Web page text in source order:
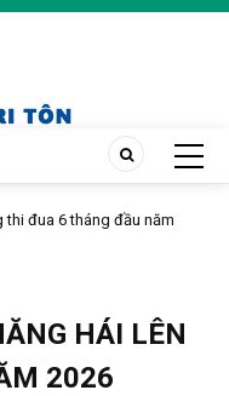
thi đua 6 tháng đầu năm
HÁI LÊN
2026